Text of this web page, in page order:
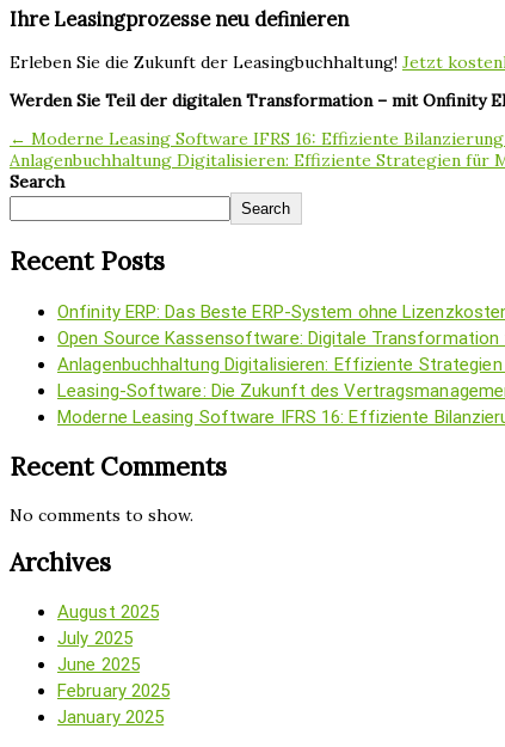
Ihre Leasingprozesse neu definieren
Erleben Sie die Zukunft der Leasingbuchhaltung! Jetzt
Werden Sie Teil der digitalen Transformation – mit Onfinity
← Moderne Leasing Software IFRS 16: Effiziente
Anlagenbuchhaltung Digitalisieren: Effiziente Strategien für
Search
Search
Recent Posts
Onfinity ERP: Das Beste ERP-System ohne
Open Source Kassensoftware: Digitale
Anlagenbuchhaltung Digitalisieren: Effiziente
Leasing-Software: Die Zukunft des
Moderne Leasing Software IFRS 16: Effiziente
Recent Comments
No comments to show.
Archives
August 2025
July 2025
June 2025
February 2025
January 2025